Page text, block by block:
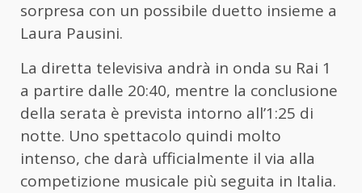
sorpresa con un possibile duetto insieme a
Laura Pausini.
La diretta televisiva andrà in onda su Rai 1
a partire dalle 20:40, mentre la conclusione
della serata è prevista intorno all’1:25 di
notte. Uno spettacolo quindi molto
intenso, che darà ufficialmente il via alla
competizione musicale più seguita in Italia.